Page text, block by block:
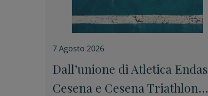
7 Agosto 2026
Dall’unione di Atletica Endas
Cesena e Cesena Triathlon